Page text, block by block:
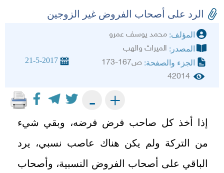
الرد على أصحاب الفروض غير الزوجين
المؤلف: محمد يوسف عمرو
المصدر: الميراث والهب
الجزء والصفحة: ص167-173 21-5-2017
42014
+
-
إذا أخذ كل صاحب فرض فرضه، وبقي شيء
من التركة ولم يكن هناك عاصب نسبي، يرد
الباقي على أصحاب الفروض النسبية، وأصحاب